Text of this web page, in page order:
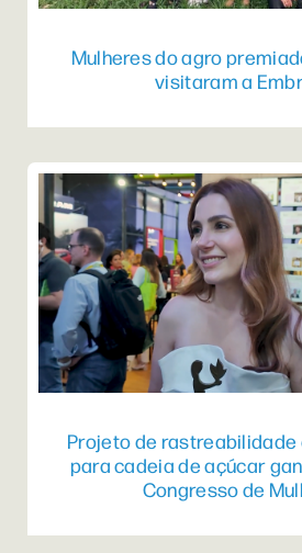
Mulheres do agro
visitaram a
Projeto de rastreabilidade
para cadeia de açúcar
Congresso de